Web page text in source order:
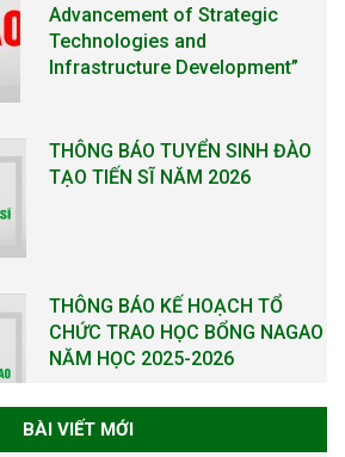
CHỨC TRAO HỌC BỔNG NAGAO
NĂM HỌC 2025-2026
NĂM XÂY DỰNG VÀ PHÁT TRIỂN
VIỆN (1985-2025) VÀ ĐÓN
NHẬN HUÂN CHƯƠNG LAO
ĐỘNG HẠNG BA
BÀI VIẾT MỚI